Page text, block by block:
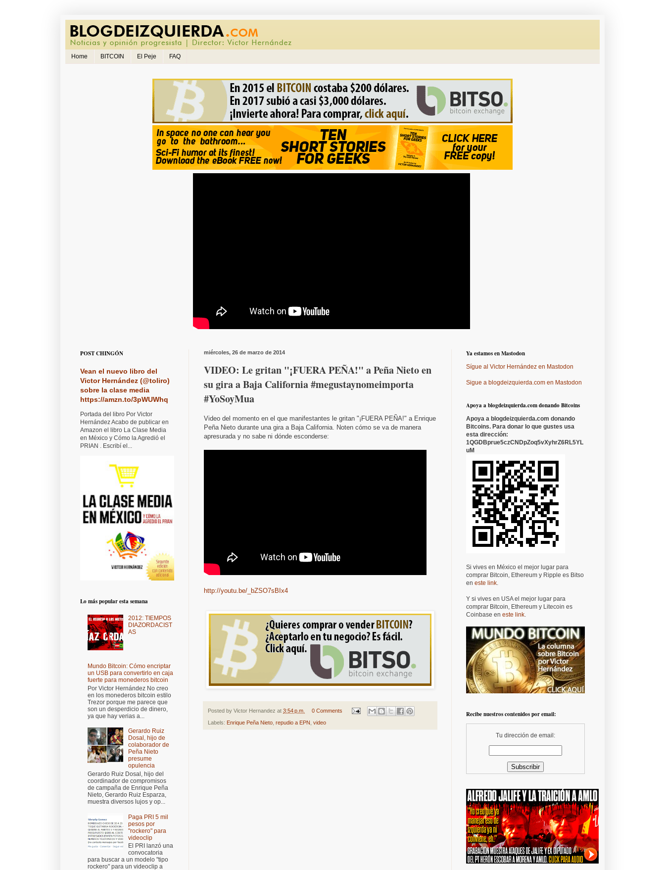
Home BITCOIN El Peje FAQ
miércoles, 26 de marzo de 2014
VIDEO: Le gritan "¡FUERA PEÑA!" a Peña Nieto en
su gira a Baja California #megustaynomeimporta
#YoSoyMua
Video del momento en el que manifestantes le gritan "¡FUERA PEÑA!" a Enrique
Peña Nieto durante una gira a Baja California. Noten cómo se va de manera
apresurada y no sabe ni dónde esconderse:
http://youtu.be/_bZSO7sBIx4
Posted by Victor Hernandez at 3:54 p.m. 0 Comments
Labels: Enrique Peña Nieto repudio a EPN video
POST CHINGÓN
Vean el nuevo libro del
Victor Hernández (@toliro)
sobre la clase media
https://amzn.to/3pWUWhq
Portada del libro Por Victor
Hernández Acabo de publicar en
Amazon el libro La Clase Media
en México y Cómo la Agredió el
PRIAN . Escribí el...
Lo más popular esta semana
2012: TIEMPOS
DIAZORDACIST
AS
Mundo Bitcoin: Cómo encriptar
un USB para convertirlo en caja
fuerte para monederos bitcoin
Por Victor Hernández No creo
en los monederos bitcoin estilo
Trezor porque me parece que
son un desperdicio de dinero,
ya que hay verias a...
Gerardo Ruiz
Dosal, hijo de
colaborador de
Peña Nieto
presume
opulencia
Gerardo Ruiz Dosal, hijo del
coordinador de compromisos
de campaña de Enrique Peña
Nieto, Gerardo Ruiz Esparza,
muestra diversos lujos y op...
Paga PRI 5 mil
pesos por
"rockero" para
videoclip
El PRI lanzó una
convocatoria
para buscar a un modelo "tipo
rockero" para un videoclip a
Ya estamos en Mastodon
Sígue al Victor Hernández en Mastodon
Sigue a blogdeizquierda.com en Mastodon
Apoya a blogdeizquierda.com donando Bitcoins
Apoya a blogdeizquierda.com donando
Bitcoins. Para donar lo que gustes usa
esta dirección:
1QGDBprue5czCNDpZoq5vXyhrZ6RL5YL
uM
Si vives en México el mejor lugar para
comprar Bitcoin, Ethereum y Ripple es Bitso
en este link.
Y si vives en USA el mejor lugar para
comprar Bitcoin, Ethereum y Litecoin es
Coinbase en este link.
Recibe nuestros contenidos por email:
Tu dirección de email: